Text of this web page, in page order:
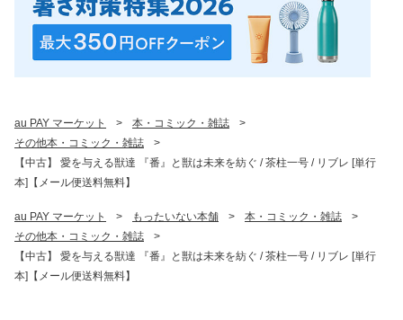
au PAY マーケット > 本・コミック・雑誌
>
その他本・コミック・雑誌
>
【中古】 愛を与える獣達 『番』と獣は未来を紡ぐ / 茶柱一号 / リブレ [単行
本]【メール便送料無料】
au PAY マーケット > もったいない本舗 > 本・コミック・雑誌
>
その他本・コミック・雑誌
>
【中古】 愛を与える獣達 『番』と獣は未来を紡ぐ / 茶柱一号 / リブレ [単行
本]【メール便送料無料】